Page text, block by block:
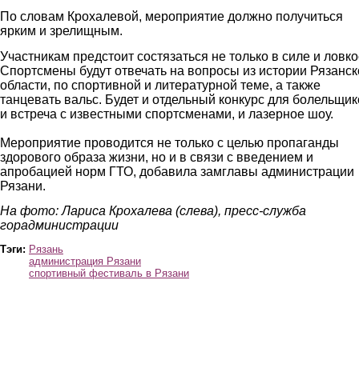
По словам Крохалевой, мероприятие должно получиться
ярким и зрелищным.
Участникам предстоит состязаться не только в силе и
Спортсмены будут отвечать на вопросы из истории
области, по спортивной и литературной теме, а также
танцевать вальс. Будет и отдельный конкурс для
и встреча с известными спортсменами, и лазерное шоу.
Мероприятие проводится не только с целью пропаганды
здорового образа жизни, но и в связи с введением и
апробацией норм ГТО, добавила замглавы администрации
Рязани.
На фото: Лариса Крохалева (слева), пресс-служба
горадминистрации
Тэги: Рязань
администрация Рязани
спортивный фестиваль в Рязани